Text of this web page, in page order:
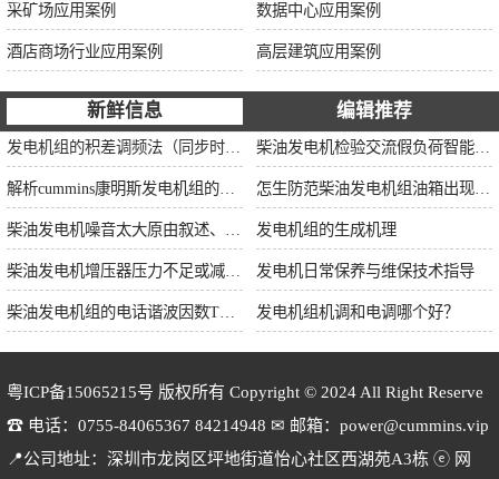
采矿场应用案例 数据中心应用案例
酒店商场行业应用案例 高层建筑应用案例
新鲜信息 编辑推荐
发电机组的生成机理
发电机日常保养与维保技术指导
发电机组机调和电调哪个好？
粤ICP备15065215号 版权所有 Copyright © 2024 All Right Reserve
☎ 电话：0755-84065367 84214948 ✉ 邮箱：power@cummins.vip
📍公司地址：深圳市龙岗区坪地街道怡心社区西湖苑A3栋 ⓔ 网